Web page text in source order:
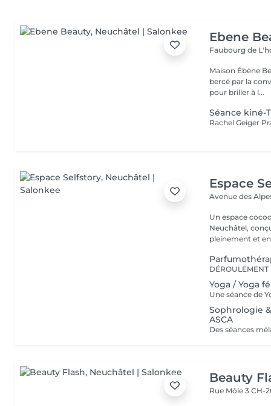
Ebene
Faubourg de
Maison Ébène
bercé par la
pour briller à l...
Séance kiné-
Espace
Avenue des
Un espace
Neuchâtel,
Yoga / Yoga
Sophrologie
ASCA
Beauty
Rue Môle 3CH-